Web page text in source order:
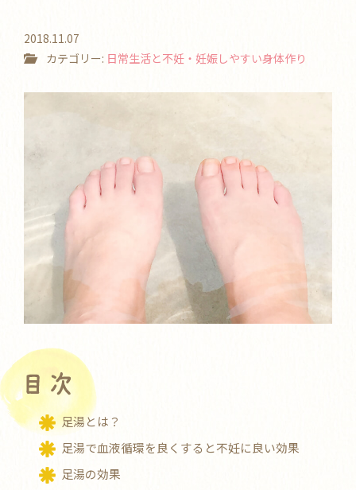
2018.11.07
カテゴリー: 日常生活と不妊・妊娠しやすい身体作り
足湯とは？
足湯で血液循環を良くすると不妊に良い効果
足湯の効果